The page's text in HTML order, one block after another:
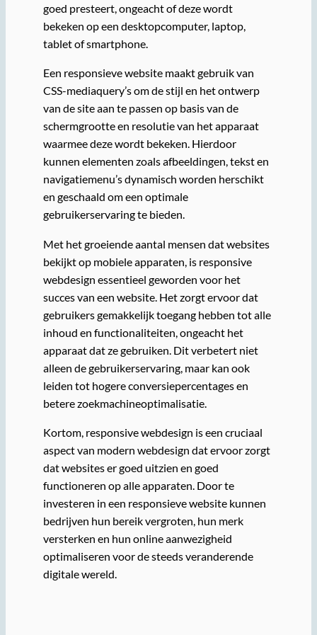
goed presteert, ongeacht of deze wordt
bekeken op een desktopcomputer, laptop,
tablet of smartphone.
Een responsieve website maakt gebruik van
CSS-mediaquery’s om de stijl en het ontwerp
van de site aan te passen op basis van de
schermgrootte en resolutie van het apparaat
waarmee deze wordt bekeken. Hierdoor
kunnen elementen zoals afbeeldingen, tekst en
navigatiemenu’s dynamisch worden herschikt
en geschaald om een optimale
gebruikerservaring te bieden.
Met het groeiende aantal mensen dat websites
bekijkt op mobiele apparaten, is responsive
webdesign essentieel geworden voor het
succes van een website. Het zorgt ervoor dat
gebruikers gemakkelijk toegang hebben tot alle
inhoud en functionaliteiten, ongeacht het
apparaat dat ze gebruiken. Dit verbetert niet
alleen de gebruikerservaring, maar kan ook
leiden tot hogere conversiepercentages en
betere zoekmachineoptimalisatie.
Kortom, responsive webdesign is een cruciaal
aspect van modern webdesign dat ervoor zorgt
dat websites er goed uitzien en goed
functioneren op alle apparaten. Door te
investeren in een responsieve website kunnen
bedrijven hun bereik vergroten, hun merk
versterken en hun online aanwezigheid
optimaliseren voor de steeds veranderende
digitale wereld.